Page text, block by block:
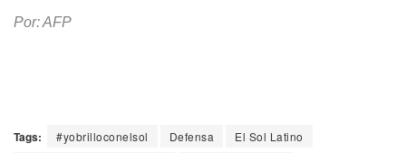
Por: AFP
Tags: #yobrilloconelsol Defensa
El Sol Latino